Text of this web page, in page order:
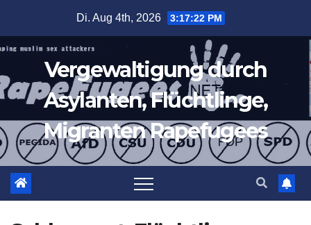
springen
Di. Aug 4th, 2026 3:17:23 PM
Vergewaltigung durch
Asylanten, Flüchtlinge,
Migranten Rapefugees